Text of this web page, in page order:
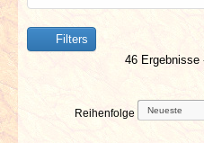
NEWS & DATES
BERICHTE
VERLOSUNGEN
Filters
46 Ergebnisse
Reihenfolge